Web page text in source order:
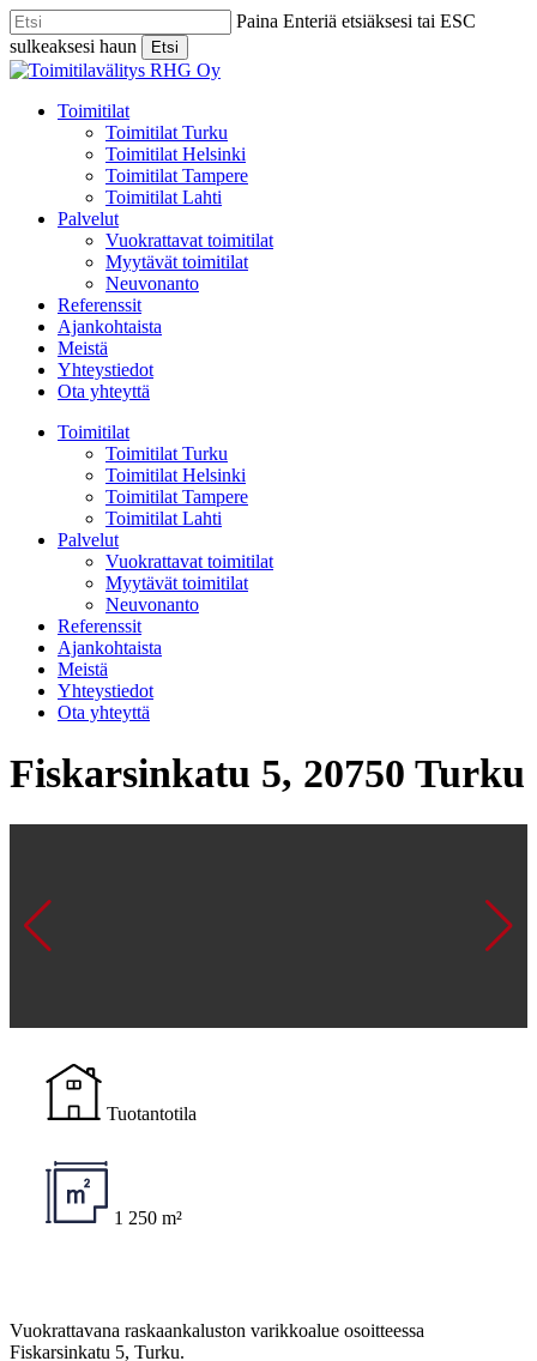
Skip
to
main
content
Paina Enteriä etsiäksesi tai ESC
sulkeaksesi haun
Etsi
Close
Menu
Toimitilat
Toimitilat Turku
Toimitilat Helsinki
Toimitilat Tampere
Toimitilat Lahti
Palvelut
Vuokrattavat toimitilat
Myytävät toimitilat
Neuvonanto
Referenssit
Ajankohtaista
Meistä
Yhteystiedot
Ota yhteyttä
Toimitilat
Toimitilat Turku
Toimitilat Helsinki
Toimitilat Tampere
Toimitilat Lahti
Palvelut
Vuokrattavat toimitilat
Myytävät toimitilat
Neuvonanto
Referenssit
Ajankohtaista
Meistä
Yhteystiedot
Ota yhteyttä
Fiskarsinkatu 5, 20750 Turku
Tuotantotila
1 250 m²
Vuokrattavana raskaankaluston varikkoalue osoitteessa
Fiskarsinkatu 5, Turku.